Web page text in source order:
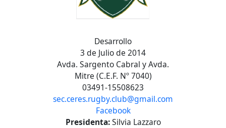
Desarrollo
3 de Julio de 2014
Avda. Sargento Cabral y Avda.
Mitre (C.E.F. Nº 7040)
03491-15508623
sec.ceres.rugby.club@gmail.com
Facebook
Presidenta:Silvia Lazzaro